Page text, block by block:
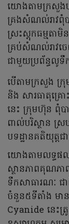
យោងតាមក្រសួងប
គ្រងសំណល់រាវពុំ
ស្រះស្តុកធម្មតា
គ្រប់សំណល់រាវចេ
ជាមួយប្រព័ន្ធលូទឹ
បើតាមក្រសួង ក្
និង សារធាតុគ្រ
នេះ ក្រុមហ៊ុន ពុំប
ពាល់បរិស្ថាន ស្រ
បទដ្ឋានគតិយុត្តជ
យោងតាមលទ្ធផ
ស្ថានភាពគុណភ
ទឹកសាធារណៈ ជ
ចំនួន៥ទីតាំង មា
Cyanide នេះត្